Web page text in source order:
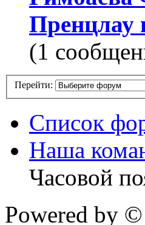
Пренцлау
(1
Перейти:
Список
Наша
Часовой
Powered by ©